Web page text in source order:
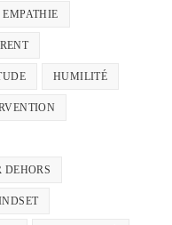
EMPATHIE
HUMILITÉ
DEHORS